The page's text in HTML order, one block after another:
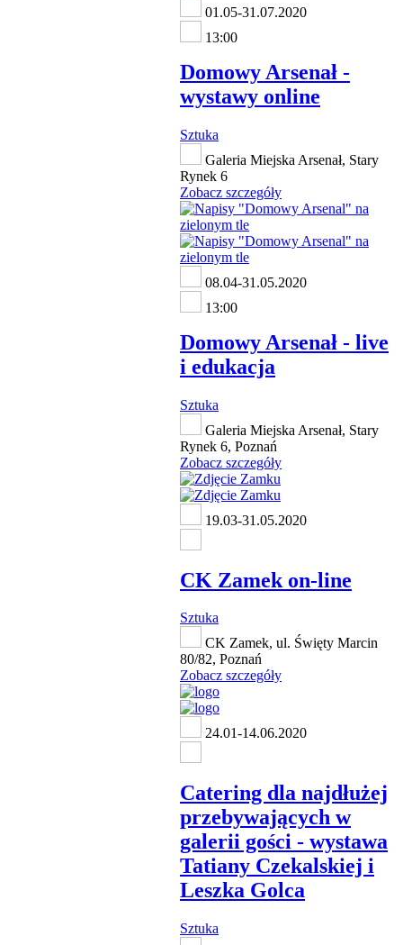
01.05-31.07.2020
13:00
Domowy Arsenał -
wystawy online
Sztuka
Galeria Miejska Arsenał, Stary
Rynek 6
Zobacz szczegóły
08.04-31.05.2020
13:00
Domowy Arsenał - live
i edukacja
Sztuka
Galeria Miejska Arsenał, Stary
Rynek 6, Poznań
Zobacz szczegóły
19.03-31.05.2020
CK Zamek on-line
Sztuka
CK Zamek, ul. Święty Marcin
80/82, Poznań
Zobacz szczegóły
24.01-14.06.2020
Catering dla najdłużej
przebywających w
galerii gości - wystawa
Tatiany Czekalskiej i
Leszka Golca
Sztuka